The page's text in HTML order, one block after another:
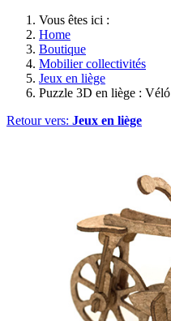
Vous êtes ici :
Home
Boutique
Mobilier collectivités
Jeux en liège
Puzzle 3D en liège : Véló
Retour vers: Jeux en liège